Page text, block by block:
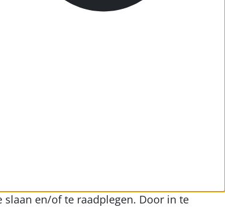
en/of te raadplegen. Door in te